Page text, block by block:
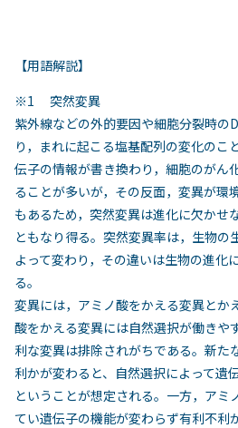
【用語解説】
※1 突然変異
紫外線などの外的要因や細胞分裂時の
り，まれに起こる塩基配列の変化のこ
伝子の情報が書き換わり，細胞のがん
ることが多いが，その反面，変異が環
もあるため，突然変異は進化に欠かせ
ともなり得る。突然変異率は，生物の
よって変わり，その違いは生物の進化
る。
変異には，アミノ酸をかえる変異とか
酸をかえる変異には自然選択が働きや
利な変異は排除されがちである。新た
利かが変わると、自然選択によって遺
ということが想定される。一方，アミ
てい遺伝子の機能が変わらず有利不利